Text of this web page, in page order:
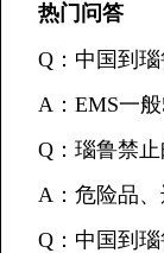
热门问答
Q：中国到
A：EMS一
Q：瑙鲁禁
A：危险品、
Q：中国到